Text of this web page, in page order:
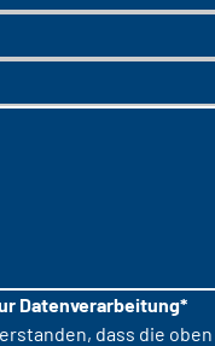
Datenverarbeitung*
dass die